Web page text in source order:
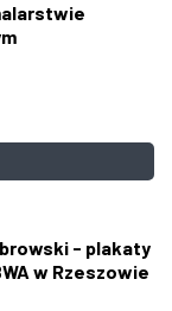
- plakaty
w Rzeszowie